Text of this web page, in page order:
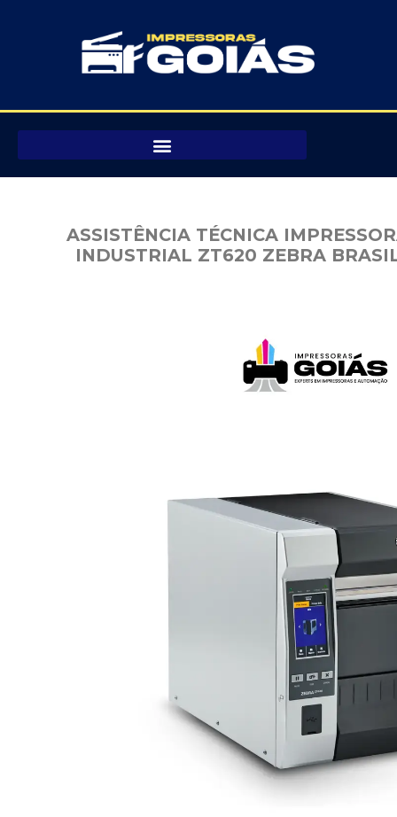
conteúdo
ASSISTÊNCIA TÉCNICA
INDUSTRIAL ZT620 ZEBRA